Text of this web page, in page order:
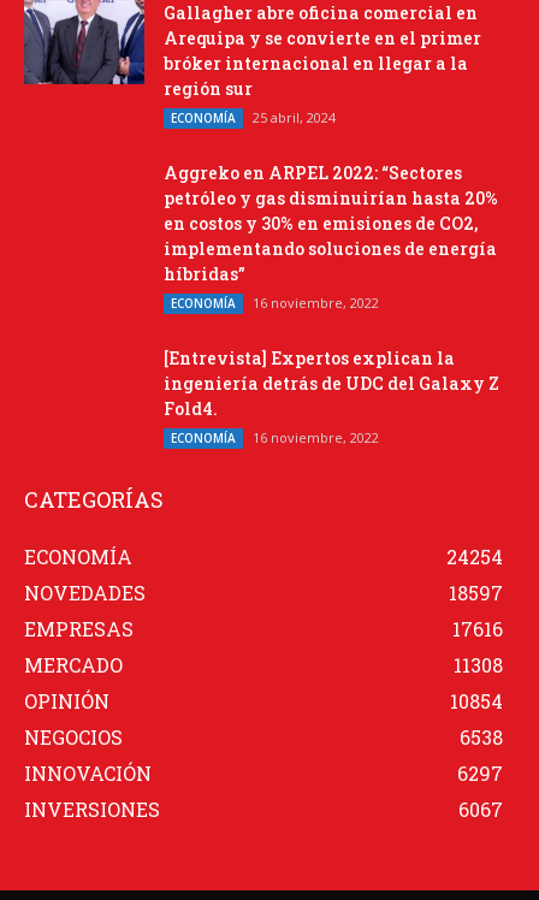
Gallagher abre oficina comercial en
Arequipa y se convierte en el primer
bróker internacional en llegar a la
región sur
ECONOMÍA 25 abril, 2024
Aggreko en ARPEL 2022: “Sectores
petróleo y gas disminuirían hasta 20%
en costos y 30% en emisiones de CO2,
implementando soluciones de energía
híbridas”
ECONOMÍA 16 noviembre, 2022
[Entrevista] Expertos explican la
ingeniería detrás de UDC del Galaxy Z
Fold4.
ECONOMÍA 16 noviembre, 2022
CATEGORÍAS
ECONOMÍA
24254
NOVEDADES
18597
EMPRESAS
17616
MERCADO
11308
OPINIÓN
10854
NEGOCIOS
6538
INNOVACIÓN
6297
INVERSIONES
6067